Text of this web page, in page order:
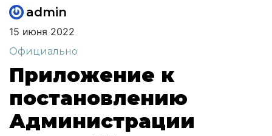
admin
15 июня 2022
Официально
Приложение к
постановлению
Администрации